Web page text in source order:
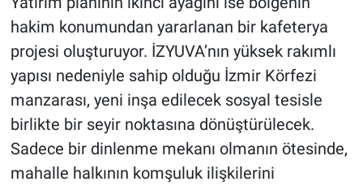
hakim konumundan yararlanan bir kafeterya
projesi oluşturuyor. İZYUVA’nın yüksek rakımlı
yapısı nedeniyle sahip olduğu İzmir Körfezi
manzarası, yeni inşa edilecek sosyal tesisle
birlikte bir seyir noktasına dönüştürülecek.
Sadece bir dinlenme mekanı olmanın ötesinde,
mahalle halkının komşuluk ilişkilerini